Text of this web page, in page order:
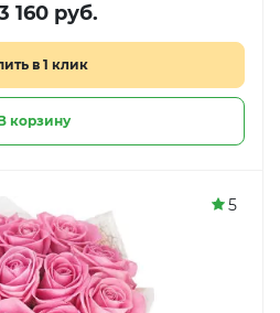
160 руб.
в 1 клик
корзину
5